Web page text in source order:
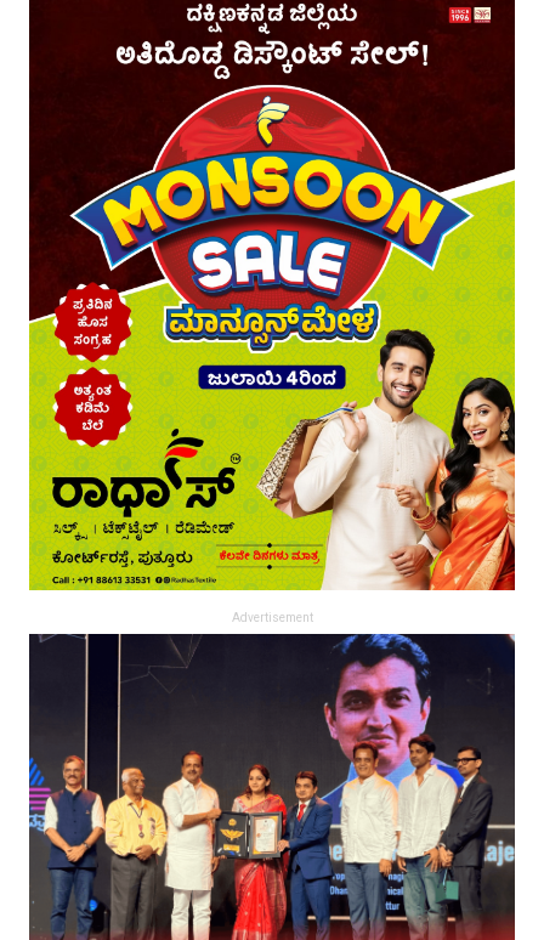
Advertisement